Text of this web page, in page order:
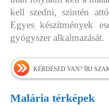
kell szedni, szintén
Egyes készítmények
gyógyszer alkalmazását.
KÉRDÉSED VAN? ÍRJ
Malária térképek